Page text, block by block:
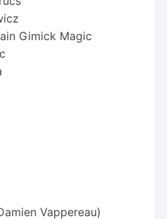
Gimick Magic
Vappereau)